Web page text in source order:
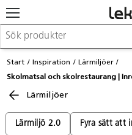
Möbler & inredning
Lekplatsutrustning &
Leka
Barnvagnar &
Skolförbrukning &
Start Inspiration
Lärmiljöer
Skolmatsal och skolrestaurang |
Lärmiljöer
Lärmiljö 2.0 Fyra sätt att